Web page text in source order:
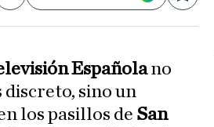
Españolano
discreto, sino un
los pasillos de San